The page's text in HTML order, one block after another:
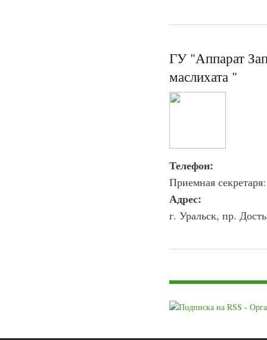
ГУ "Аппарат
маслихата "
Телефон:
Приемная
Адрес:
г. Уральск, пр.
Страницы